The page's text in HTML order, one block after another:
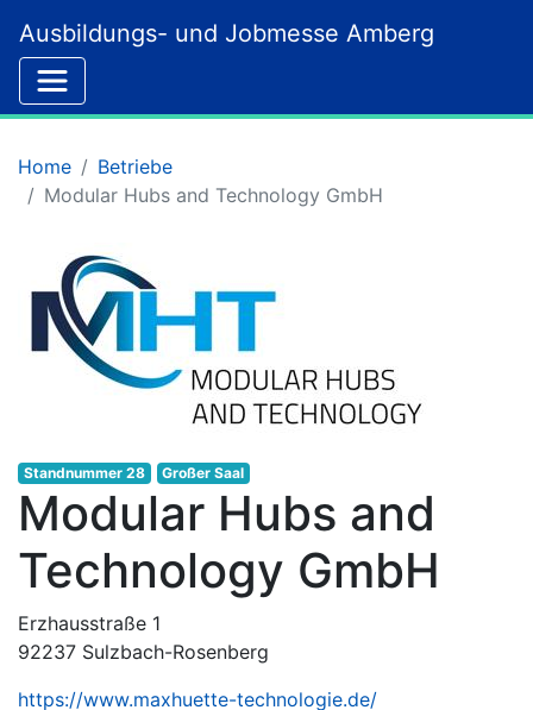
Ausbildungs- und Jobmesse Amberg
Home
Betriebe
Modular Hubs and Technology GmbH
Standnummer 28 Großer Saal
Modular Hubs and
Technology GmbH
Erzhausstraße 1
92237 Sulzbach-Rosenberg
https://www.maxhuette-technologie.de/